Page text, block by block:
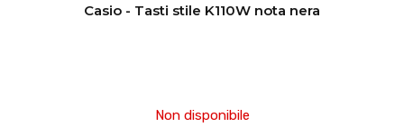
Casio - Tasti stile K110W nota nera
Non disponibile